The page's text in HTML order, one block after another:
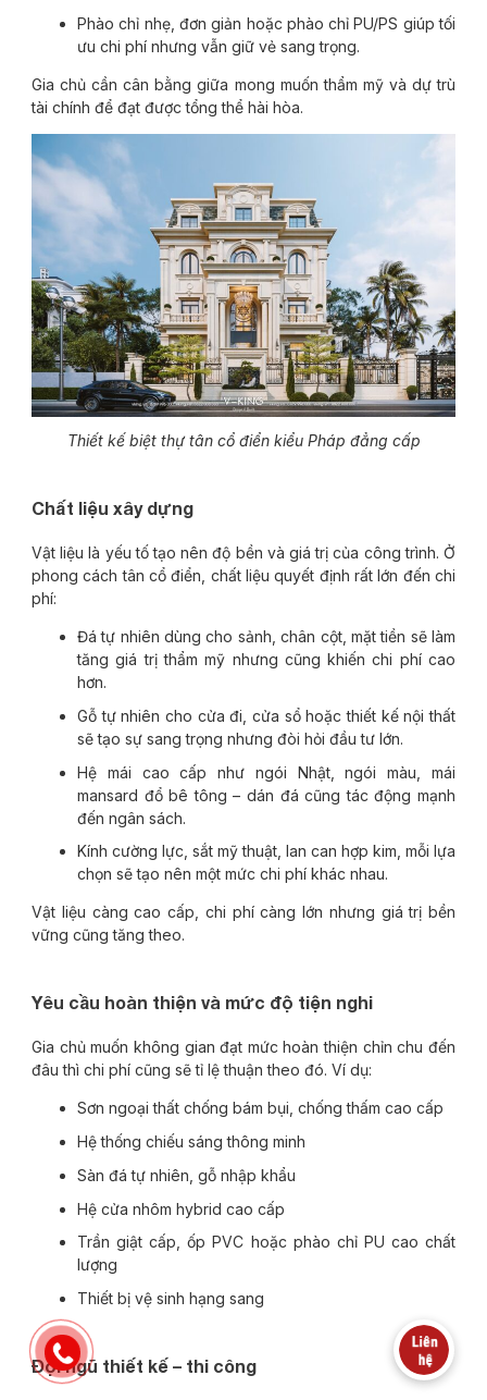
Phào chỉ nhẹ, đơn giản hoặc phào chỉ PU/PS giúp tối
ưu chi phí nhưng vẫn giữ vẻ sang trọng.
Gia chủ cần cân bằng giữa mong muốn thẩm mỹ và dự trù
tài chính để đạt được tổng thể hài hòa.
Thiết kế biệt thự tân cổ điển kiểu Pháp đẳng cấp
Chất liệu xây dựng
Vật liệu là yếu tố tạo nên độ bền và giá trị của công trình. Ở
phong cách tân cổ điển, chất liệu quyết định rất lớn đến chi
phí:
Đá tự nhiên dùng cho sảnh, chân cột, mặt tiền sẽ làm
tăng giá trị thẩm mỹ nhưng cũng khiến chi phí cao
hơn.
Gỗ tự nhiên cho cửa đi, cửa sổ hoặc thiết kế nội thất
sẽ tạo sự sang trọng nhưng đòi hỏi đầu tư lớn.
Hệ mái cao cấp như ngói Nhật, ngói màu, mái
mansard đổ bê tông – dán đá cũng tác động mạnh
đến ngân sách.
Kính cường lực, sắt mỹ thuật, lan can hợp kim, mỗi lựa
chọn sẽ tạo nên một mức chi phí khác nhau.
Vật liệu càng cao cấp, chi phí càng lớn nhưng giá trị bền
vững cũng tăng theo.
Yêu cầu hoàn thiện và mức độ tiện nghi
Gia chủ muốn không gian đạt mức hoàn thiện chỉn chu đến
đâu thì chi phí cũng sẽ tỉ lệ thuận theo đó. Ví dụ:
Sơn ngoại thất chống bám bụi, chống thấm cao cấp
Hệ thống chiếu sáng thông minh
Sàn đá tự nhiên, gỗ nhập khẩu
Hệ cửa nhôm hybrid cao cấp
Trần giật cấp, ốp PVC hoặc phào chỉ PU cao chất
lượng
Thiết bị vệ sinh hạng sang
Đội ngũ thiết kế – thi công